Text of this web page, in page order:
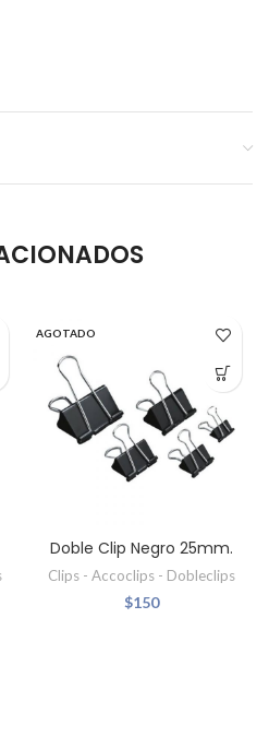
AGOTADO
Doble Clip Negro 25mm.
Clips - Accoclips - Dobleclips
$150